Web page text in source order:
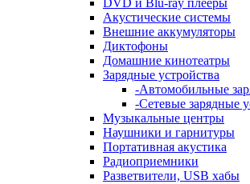
DVD и Blu-ray плееры
Акустические системы
Внешние аккумуляторы
Диктофоны
Домашние кинотеатры
Зарядные устройства
-Автомобильные
-Сетевые зарядные
Музыкальные центры
Наушники и гарнитуры
Портативная акустика
Радиоприемники
Разветвители, USB хабы